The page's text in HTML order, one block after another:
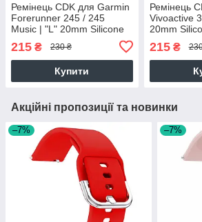
Ремінець CDK для Garmin
Forerunner 245 / 245
Music | "L" 20mm Silicone
Sport Band Classic (09651)
(grey)
215 ₴ 230 ₴
Купити
Ремінець
Vivoactive
20mm
blue)
215₴
Акційні пропозиції та новинки
–7% –7%